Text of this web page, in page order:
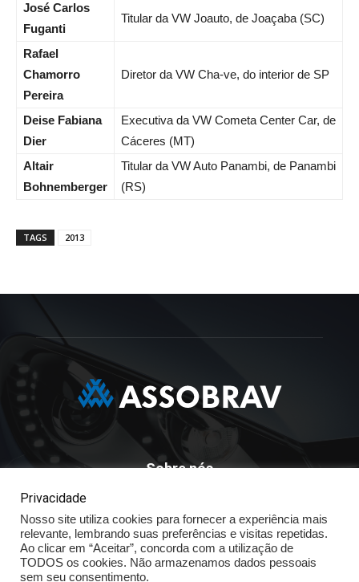
José Carlos
Fuganti
Titular da VW Joauto, de Joaçaba (SC)
Rafael
Chamorro
Pereira
Diretor da VW Cha-ve, do interior de SP
Deise Fabiana
Dier
Executiva da VW Cometa Center Car, de
Cáceres (MT)
Altair
Bohnemberger
Titular da VW Auto Panambi, de Panambi
(RS)
TAGS 2013
Sobre nós
ASSOBRAV - Associação Brasileira Dos Distribuidores
Volkswagen
Av. José Maria Whitaker n° 603 - Mirandópolis - São Paulo - SP
- CEP: 04057.900 - Fone: (11) - 5078.5400
Privacidade
Nosso site utiliza cookies para fornecer a experiência mais
relevante, lembrando suas preferências e visitas repetidas.
Ao clicar em “Aceitar”, concorda com a utilização de
TODOS os cookies. Não armazenamos dados pessoais
sem seu consentimento.